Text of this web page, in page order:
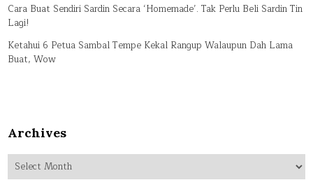
Cara Buat Sendiri Sardin Secara ‘Homemade’. Tak Perlu Beli Sardin Tin
Lagi!
Ketahui 6 Petua Sambal Tempe Kekal Rangup Walaupun Dah Lama
Buat, Wow
Archives
Archives